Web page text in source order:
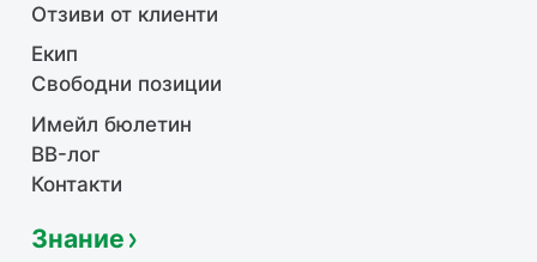
Отзиви от клиенти
Екип
Свободни позиции
Имейл бюлетин
BB-лог
Контакти
Знание